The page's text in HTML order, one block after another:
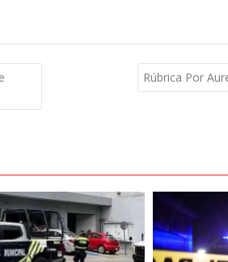
Rúbrica Por